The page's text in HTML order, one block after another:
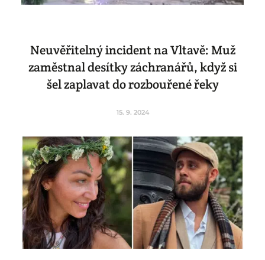
Neuvěřitelný incident na Vltavě: Muž
zaměstnal desítky záchranářů, když si
šel zaplavat do rozbouřené řeky
15. 9. 2024